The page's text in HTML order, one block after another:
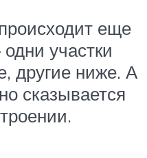
еще
участки
другие ниже. А
сказывается